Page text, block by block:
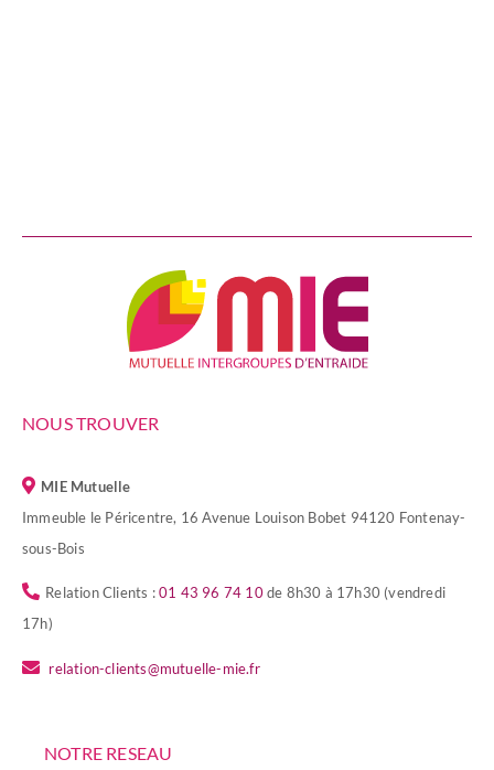
NOUS TROUVER
MIE Mutuelle
Immeuble le Péricentre, 16 Avenue Louison Bobet 94120 Fontenay-
sous-Bois
Relation Clients :01 43 96 74 10de 8h30 à 17h30 (vendredi
17h)
relation-clients@mutuelle-mie.fr
NOTRE RESEAU